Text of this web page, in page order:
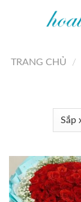
TRANG CHỦ
/